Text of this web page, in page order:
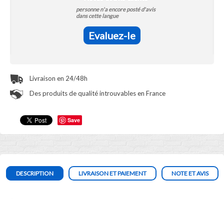
Save
personne n'a encore posté d'avis
dans cette langue
Evaluez-le
Livraison en 24/48h
Des produits de qualité introuvables en France
DESCRIPTION LIVRAISON ET PAIEMENT NOTE ET AVIS